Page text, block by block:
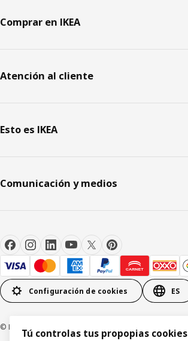
Comprar en IKEA
Atención al cliente
Esto es IKEA
Comunicación y medios
Configuración de cookies ES
© Inter IKEA Systems B.V.1999-2026
Tú controlas tus propopias cookies